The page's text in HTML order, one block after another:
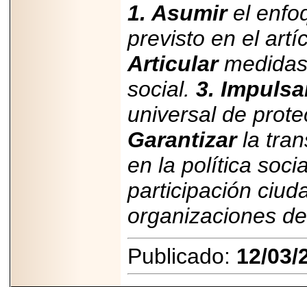
1. Asumirel
previsto en el
Articular
social. 3.
universal de
Garantizarla
en la política
participación
organizaciones
Publicado: 12/03/